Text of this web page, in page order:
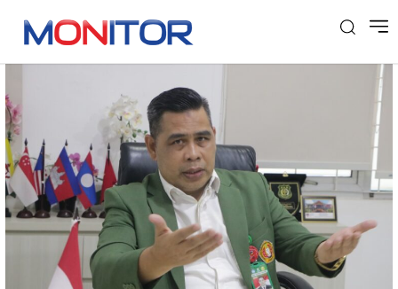
Tag: Dosen UPN Veteran